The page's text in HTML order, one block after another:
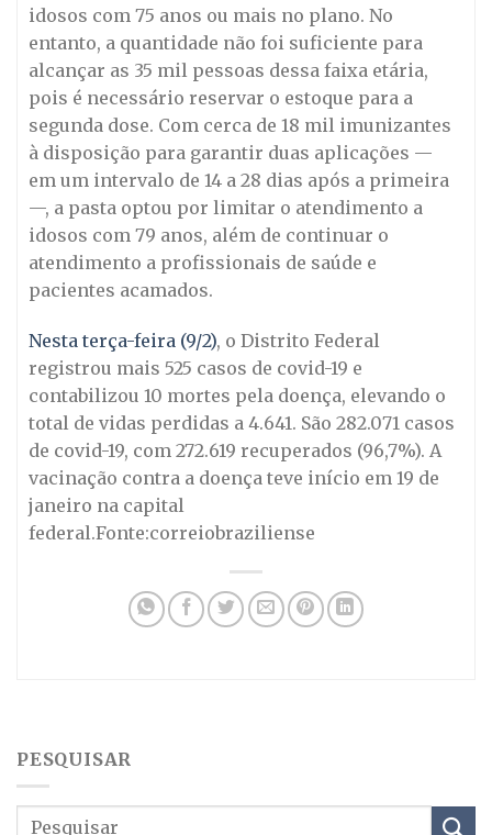
idosos com 75 anos ou mais no plano. No
entanto, a quantidade não foi suficiente para
alcançar as 35 mil pessoas dessa faixa etária,
pois é necessário reservar o estoque para a
segunda dose. Com cerca de 18 mil imunizantes
à disposição para garantir duas aplicações —
em um intervalo de 14 a 28 dias após a primeira
—, a pasta optou por limitar o atendimento a
idosos com 79 anos, além de continuar o
atendimento a profissionais de saúde e
pacientes acamados.
Nesta terça-feira (9/2), o Distrito Federal
registrou mais 525 casos de covid-19 e
contabilizou 10 mortes pela doença, elevando o
total de vidas perdidas a 4.641. São 282.071 casos
de covid-19, com 272.619 recuperados (96,7%). A
vacinação contra a doença teve início em 19 de
janeiro na capital
federal.Fonte:correiobraziliense
PESQUISAR